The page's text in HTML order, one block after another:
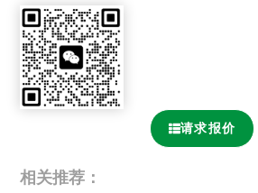
请求报价
相关推荐：